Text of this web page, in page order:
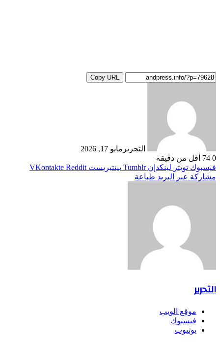
Copy URL
التحرير مايو 17, 2026
0
أقل من دقيقة
فيسبوك تويتر لينكدإن بينتيريست
مشاركة عبر البريد طباعة
التحرير
موقع الويب
فيسبوك
يوتيوب